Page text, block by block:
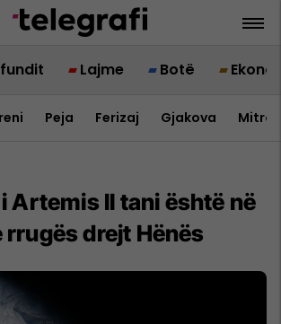
Lajme Botë
Peja Ferizaj Gjakova
Artemis II tani është në
rrugës drejt Hënës